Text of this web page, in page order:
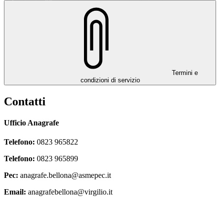
Termini e
condizioni di servizio
Contatti
Ufficio Anagrafe
Telefono: 0823 965822
Telefono: 0823 965899
Pec: anagrafe.bellona@asmepec.it
Email: anagrafebellona@virgilio.it